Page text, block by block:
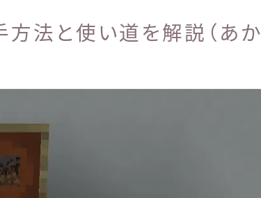
方法と使い道を解説（あか